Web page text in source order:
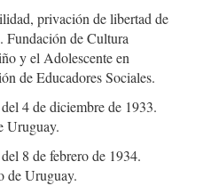
privación de libertad de
Fundación de Cultura
y el Adolescente en
de Educadores Sociales.
4 de diciembre de 1933.
Uruguay.
8 de febrero de 1934.
de Uruguay.